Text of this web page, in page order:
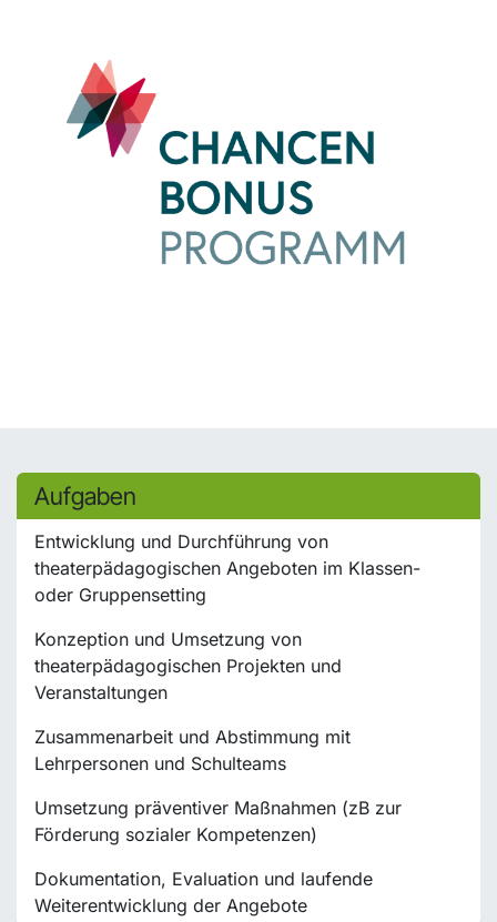
Aufgaben
Entwicklung und Durchführung von
theaterpädagogischen Angeboten im Klassen-
oder Gruppensetting
Konzeption und Umsetzung von
theaterpädagogischen Projekten und
Veranstaltungen
Zusammenarbeit und Abstimmung mit
Lehrpersonen und Schulteams
Umsetzung präventiver Maßnahmen (zB zur
Förderung sozialer Kompetenzen)
Dokumentation, Evaluation und laufende
Weiterentwicklung der Angebote